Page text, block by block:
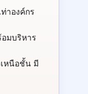
าองค์กร
อมบริหาร
หนือชั้น มี